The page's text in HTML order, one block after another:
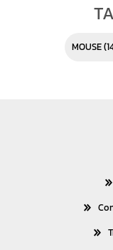
MOUSE